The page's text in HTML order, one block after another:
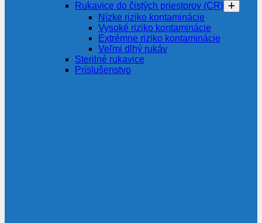
Rukavice do čistých priestorov (CR)
Nízke riziko kontaminácie
Vysoké riziko kontaminácie
Extrémne riziko kontaminácie
Veľmi dlhý rukáv
Sterilné rukavice
Príslušenstvo